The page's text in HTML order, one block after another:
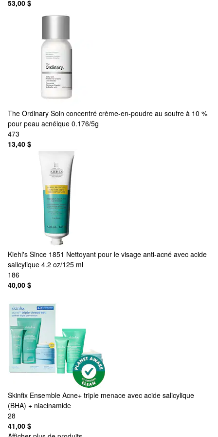
53,00 $
The Ordinary Soin concentré crème-en-poudre au soufre à 10 %
pour peau acnéique 0.176/5g
473
13,40 $
Kiehl's Since 1851 Nettoyant pour le visage anti-acné avec acide
salicylique 4.2 oz/125 ml
186
40,00 $
Skinfix Ensemble Acne+ triple menace avec acide salicylique
(BHA) + niacinamide
28
41,00 $